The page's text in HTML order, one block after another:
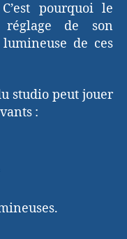
pourquoi le
réglage de son
de ces
studio peut jouer
: